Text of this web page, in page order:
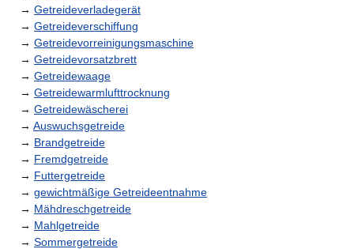
→ Getreideverladegerät
→ Getreideverschiffung
→ Getreidevorreinigungsmaschine
→ Getreidevorsatzbrett
→ Getreidewaage
→ Getreidewarmlufttrocknung
→ Getreidewäscherei
→ Auswuchsgetreide
→ Brandgetreide
→ Fremdgetreide
→ Futtergetreide
→ gewichtmäßige Getreideentnahme
→ Mähdreschgetreide
→ Mahlgetreide
→ Sommergetreide